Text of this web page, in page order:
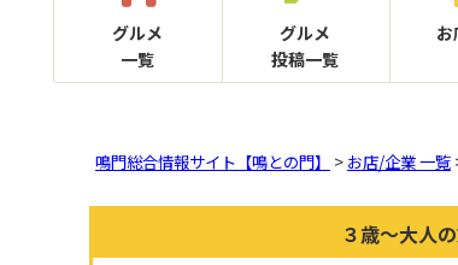
グルメ
一覧
グルメ
投稿一覧
鳴門総合情報サイト【鳴との門】 > お店/企業 一覧
３歳～大人